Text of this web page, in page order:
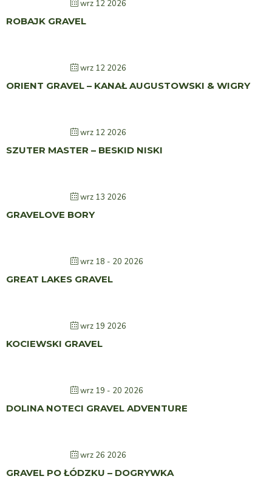
wrz 12 2026
ROBAJK GRAVEL
wrz 12 2026
ORIENT GRAVEL – KANAŁ AUGUSTOWSKI & WIGRY
wrz 12 2026
SZUTER MASTER – BESKID NISKI
wrz 13 2026
GRAVELOVE BORY
wrz 18 - 20 2026
GREAT LAKES GRAVEL
wrz 19 2026
KOCIEWSKI GRAVEL
wrz 19 - 20 2026
DOLINA NOTECI GRAVEL ADVENTURE
wrz 26 2026
GRAVEL PO ŁÓDZKU – DOGRYWKA